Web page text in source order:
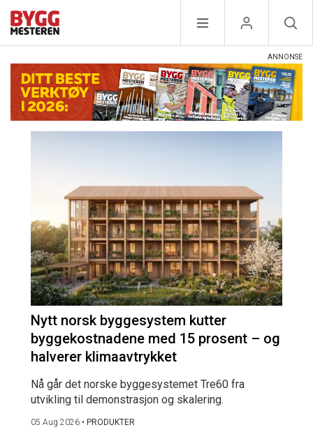
Nytt norsk byggesystem kutter
byggekostnadene med 15 prosent – og
halverer klimaavtrykket
Nå går det norske byggesystemet Tre60 fra
utvikling til demonstrasjon og skalering.
05 Aug 2026 • PRODUKTER